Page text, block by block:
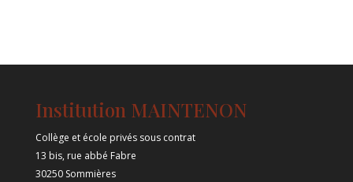
Institution MAINTENON
Collège et école privés sous contrat
13 bis, rue abbé Fabre
30250 Sommières